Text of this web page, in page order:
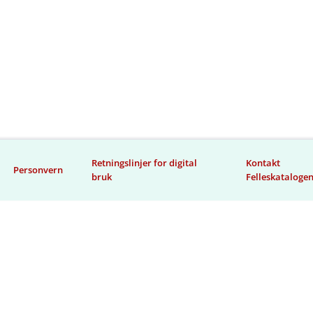
Personvern
Retningslinjer for digital
bruk
Kontakt
Felleskatalogen